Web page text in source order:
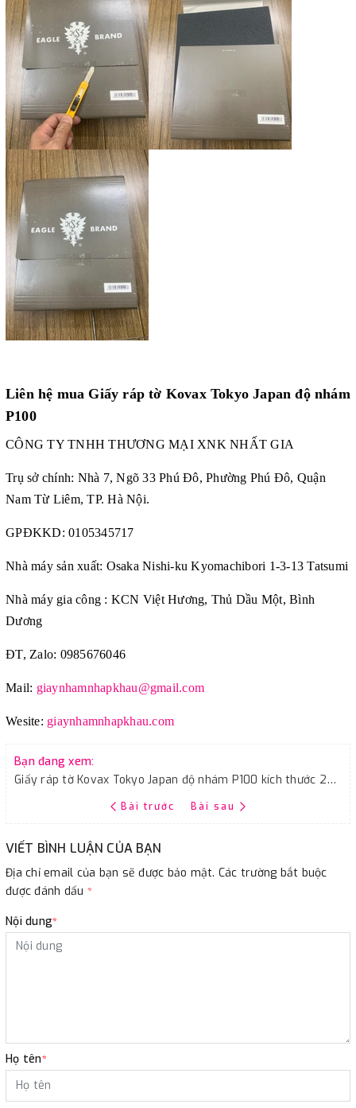
Liên hệ mua Giấy ráp tờ Kovax Tokyo Japan độ nhám
P100
CÔNG TY TNHH THƯƠNG MẠI XNK NHẤT GIA
Trụ sở chính: Nhà 7, Ngõ 33 Phú Đô, Phường Phú Đô, Quận
Nam Từ Liêm, TP. Hà Nội.
GPĐKKD: 0105345717
Nhà máy sản xuất: Osaka Nishi-ku Kyomachibori 1-3-13 Tatsumi
Nhà máy gia công : KCN Việt Hương, Thủ Dầu Một, Bình
Dương
ĐT, Zalo: 0985676046
Mail: giaynhamnhapkhau@gmail.com
Wesite: giaynhamnhapkhau.com
Bạn đang xem:
Giấy ráp tờ Kovax Tokyo Japan độ nhám P100 kích thước 230mmx280mm
Bài trước Bài sau
VIẾT BÌNH LUẬN CỦA BẠN
Địa chỉ email của bạn sẽ được bảo mật. Các trường bắt buộc
được đánh dấu *
Nội dung*
Họ tên*